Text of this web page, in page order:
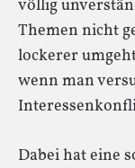
völlig
Themen nicht
lockerer
wenn man
Dabei hat eine